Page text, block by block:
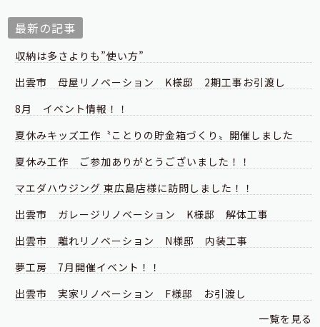
最新の記事
収納は多さよりも”使い方”
出雲市 母屋リノベーション K様邸 2期工事お引渡し
8月 イベント情報！！
夏休みキッズ工作〝ことりの貯金箱づくり〟開催しました
夏休み工作 ご参加ありがとうございました！！
マエダハウジング 東広島店様に訪問しました！！
出雲市 ガレージリノベーション K様邸 解体工事
出雲市 離れリノベーション N様邸 内装工事
夢工房 7月開催イベント！！
出雲市 実家リノベーション F様邸 お引渡し
一覧を見る